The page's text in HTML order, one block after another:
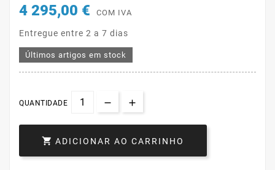
4 295,00 € COM IVA
Entregue entre 2 a 7 dias
Últimos artigos em stock
QUANTIDADE
 ADICIONAR AO CARRINHO